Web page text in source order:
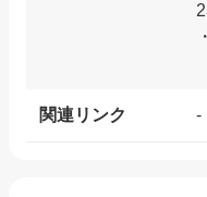
関連リンク -